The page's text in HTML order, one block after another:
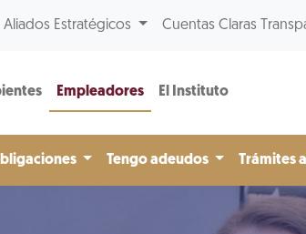
Aliados Estratégicos Cuentas Claras
Empleadores El Instituto
Tengo adeudos Trámites